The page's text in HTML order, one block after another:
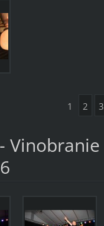
1 2 3
Vinobranie